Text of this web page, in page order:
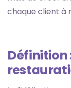
chaque client à
Définition